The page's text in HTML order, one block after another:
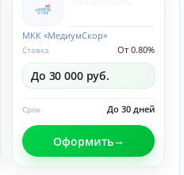
МКК «МедиумСкор»
От 0.80%
Ставка
До 30 000 руб.
До 30 дней
Срок
Оформить